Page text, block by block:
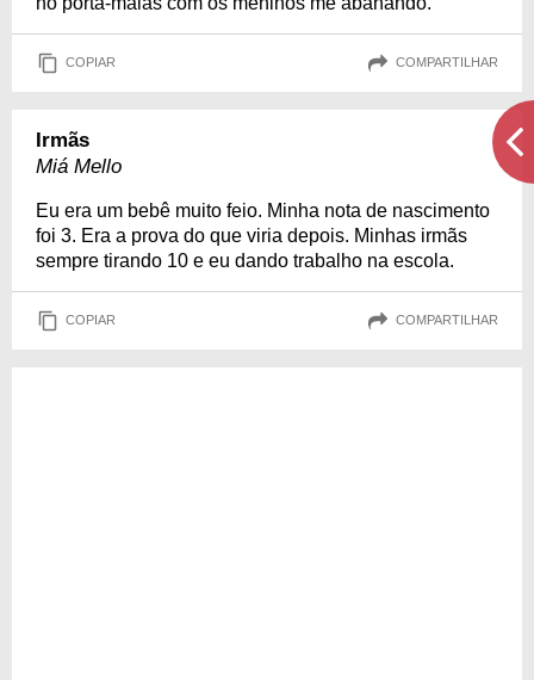
COPIAR COMPARTILHAR
Irmãs
Miá Mello
Eu era um bebê muito feio. Minha nota de nascimento
foi 3. Era a prova do que viria depois. Minhas irmãs
sempre tirando 10 e eu dando trabalho na escola.
COPIAR COMPARTILHAR